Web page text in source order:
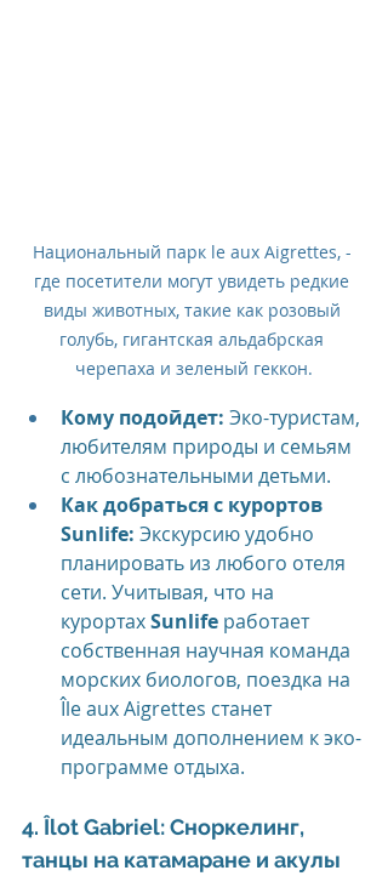
Национальный парк le aux Aigrettes, -
где посетители могут увидеть редкие
виды животных, такие как розовый
голубь, гигантская альдабрская
черепаха и зеленый геккон.
Кому подойдет: Эко-туристам,
любителям природы и семьям
с любознательными детьми.
Как добраться с курортов
Sunlife: Экскурсию удобно
планировать из любого отеля
сети. Учитывая, что на
курортах Sunlife работает
собственная научная команда
морских биологов, поездка на
Île aux Aigrettes станет
идеальным дополнением к эко-
программе отдыха.
4. Îlot Gabriel: Сноркелинг,
танцы на катамаране и акулы